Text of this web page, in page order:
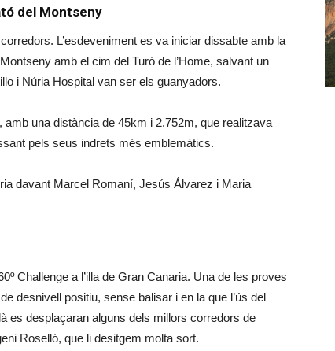
del Montseny
L’esdeveniment es va iniciar dissabte amb la
amb el cim del Turó de l’Home, salvant un
i Núria Hospital van ser els guanyadors.
una distància de 45km i 2.752m, que realitzava
pels seus indrets més emblemàtics.
davant Marcel Romaní, Jesús Álvarez i Maria
Challenge a l’illa de Gran Canaria. Una de les proves
desnivell positiu, sense balisar i en la que l’ús del
es desplaçaran alguns dels millors corredors de
Roselló, que li desitgem molta sort.